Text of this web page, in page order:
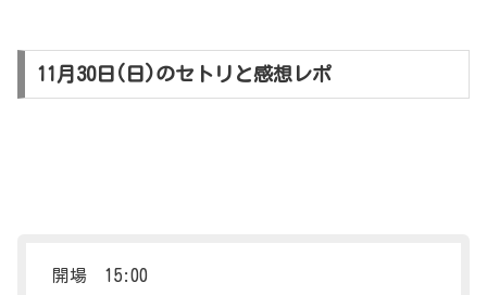
11月30日(日)のセトリと感想レポ
開場 15:00